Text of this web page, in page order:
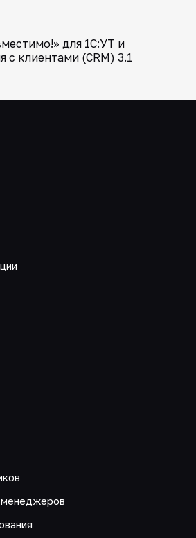
для 1С:УТ и
с клиентами (CRM) 3.1